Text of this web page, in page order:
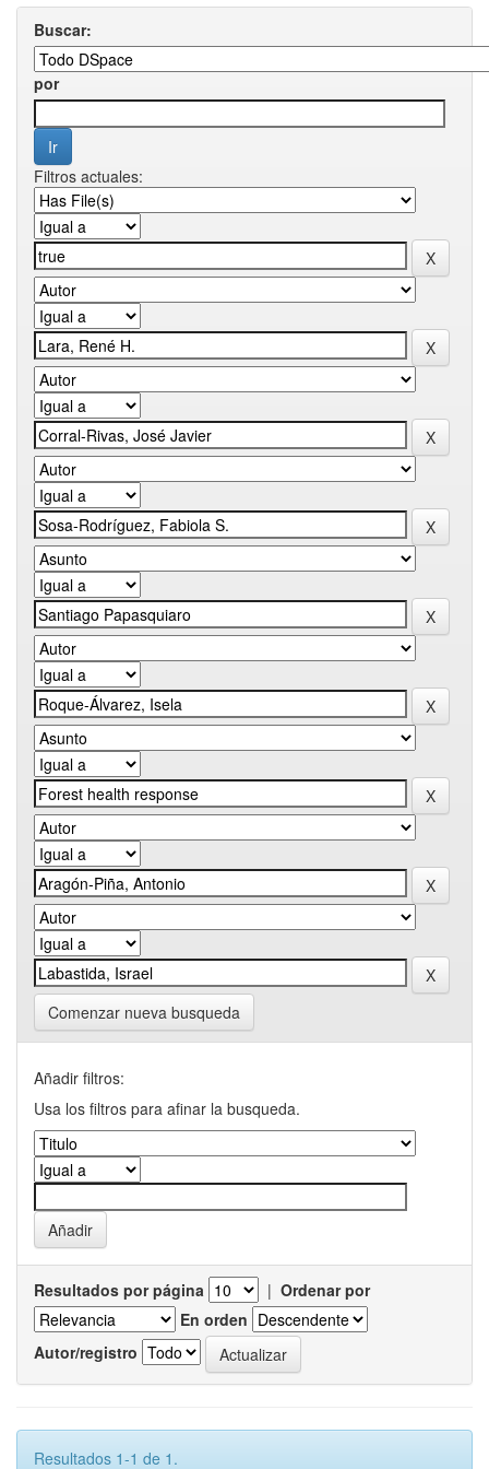
Buscar:
por
Filtros actuales:
Comenzar nueva busqueda
Añadir filtros:
Usa los filtros para afinar la busqueda.
Resultados por página | Ordenar por
En orden
Autor/registro
Resultados 1-1 de 1.